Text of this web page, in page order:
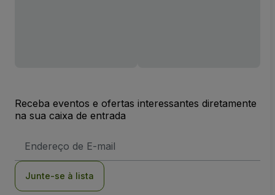
Receba eventos e ofertas interessantes diretamente
na sua caixa de entrada
de
Junte-se à lista